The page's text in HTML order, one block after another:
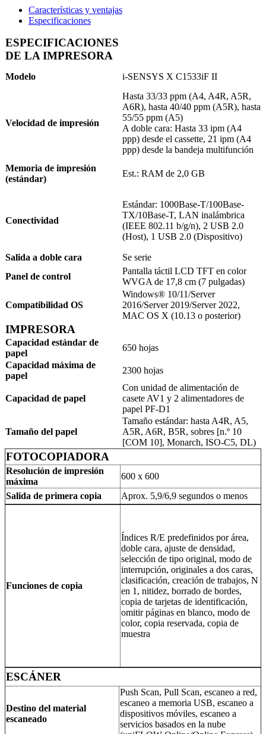
Características y ventajas
Especificaciones
ESPECIFICACIONES
DE LA IMPRESORA
Modelo i-SENSYS X C1533iF II
Velocidad de impresión
Hasta 33/33 ppm (A4, A4R, A5R,
A6R), hasta 40/40 ppm (A5R), hasta
55/55 ppm (A5)
A doble cara: Hasta 33 ipm (A4
ppp) desde el cassette, 21 ipm (A4
ppp) desde la bandeja multifunción
Memoria de impresión
(estándar)
Est.: RAM de 2,0 GB
Conectividad
Estándar: 1000Base-T/100Base-
TX/10Base-T, LAN inalámbrica
(IEEE 802.11 b/g/n), 2 USB 2.0
(Host), 1 USB 2.0 (Dispositivo)
Salida a doble cara
Se serie
Panel de control
Pantalla táctil LCD TFT en color
WVGA de 17,8 cm (7 pulgadas)
Compatibilidad OS
Windows® 10/11/Server
2016/Server 2019/Server 2022,
MAC OS X (10.13 o posterior)
IMPRESORA
Capacidad estándar de
papel
650 hojas
Capacidad máxima de
papel
2300 hojas
Capacidad de papel
Con unidad de alimentación de
casete AV1 y 2 alimentadores de
papel PF-D1
Tamaño del papel
Tamaño estándar: hasta A4R, A5,
A5R, A6R, B5R, sobres [n.º 10
[COM 10], Monarch, ISO-C5, DL)
FOTOCOPIADORA
Resolución de impresión
máxima
600 x 600
Salida de primera copia
Aprox. 5,9/6,9 segundos o menos
Funciones de copia
Índices R/E predefinidos por área,
doble cara, ajuste de densidad,
selección de tipo original, modo de
interrupción, originales a dos caras,
clasificación, creación de trabajos, N
en 1, nitidez, borrado de bordes,
copia de tarjetas de identificación,
omitir páginas en blanco, modo de
color, copia reservada, copia de
muestra
ESCÁNER
Destino del material
escaneado
Push Scan, Pull Scan, escaneo a red,
escaneo a memoria USB, escaneo a
dispositivos móviles, escaneo a
servicios basados en la nube